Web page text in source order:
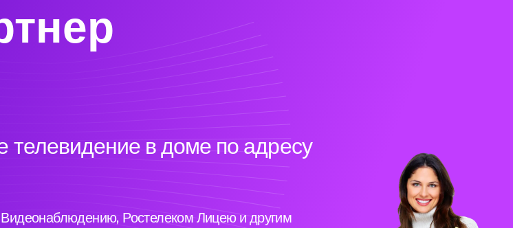
телевидение в доме по адресу
Ростелеком Лицею и другим